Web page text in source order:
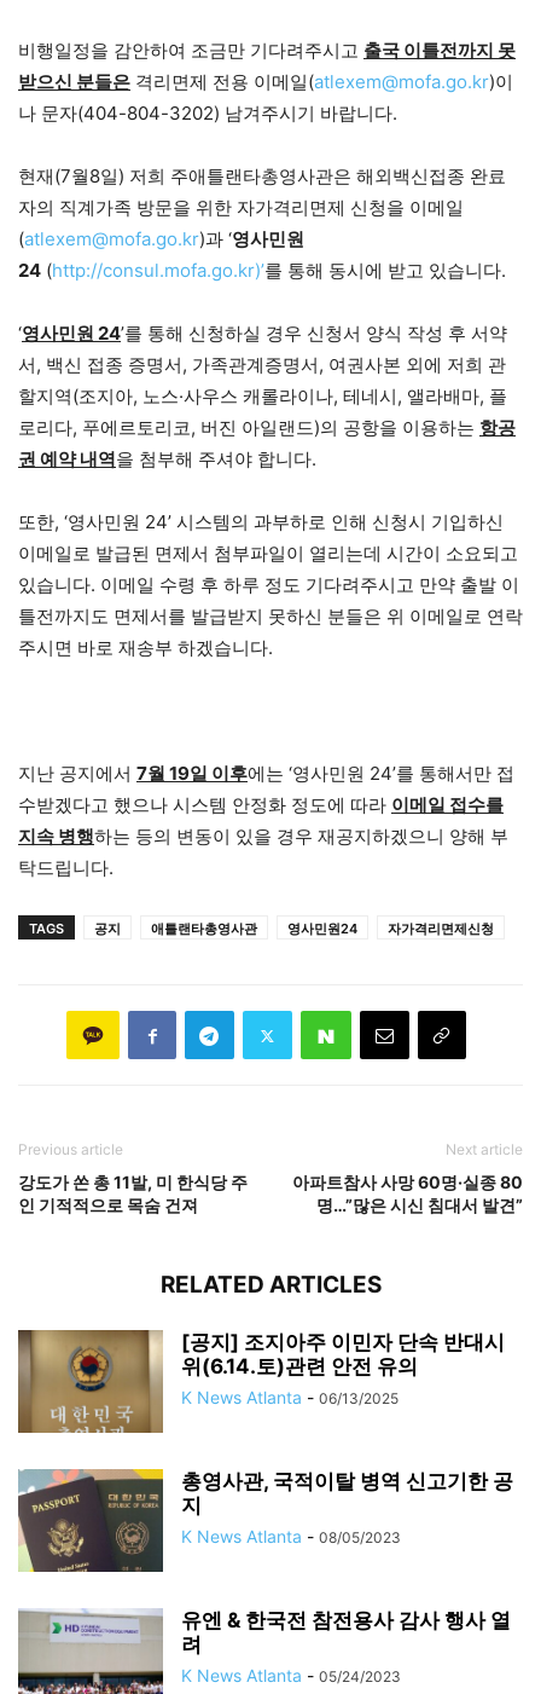
비행일정을 감안하여 조금만 기다려주시고 출국 이틀전까지 못
받으신 분들은 격리면제 전용 이메일(atlexem@mofa.go.kr)이
나 문자(404-804-3202) 남겨주시기 바랍니다.
현재(7월8일) 저희 주애틀랜타총영사관은 해외백신접종 완료
자의 직계가족 방문을 위한 자가격리면제 신청을 이메일
(atlexem@mofa.go.kr)과 ‘영사민원
24 (http://consul.mofa.go.kr)’를 통해 동시에 받고 있습니다.
‘영사민원 24’를 통해 신청하실 경우 신청서 양식 작성 후 서약
서, 백신 접종 증명서, 가족관계증명서, 여권사본 외에 저희 관
할지역(조지아, 노스·사우스 캐롤라이나, 테네시, 앨라배마, 플
로리다, 푸에르토리코, 버진 아일랜드)의 공항을 이용하는 항공
권 예약 내역을 첨부해 주셔야 합니다.
또한, ‘영사민원 24’ 시스템의 과부하로 인해 신청시 기입하신
이메일로 발급된 면제서 첨부파일이 열리는데 시간이 소요되고
있습니다. 이메일 수령 후 하루 정도 기다려주시고 만약 출발 이
틀전까지도 면제서를 발급받지 못하신 분들은 위 이메일로 연락
주시면 바로 재송부 하겠습니다.
지난 공지에서 7월 19일 이후에는 ‘영사민원 24’를 통해서만 접
수받겠다고 했으나 시스템 안정화 정도에 따라 이메일 접수를
지속 병행하는 등의 변동이 있을 경우 재공지하겠으니 양해 부
탁드립니다.
TAGS 공지 애틀랜타총영사관 영사민원24 자가격리면제신청
Previous article
강도가 쏜 총 11발, 미 한식당 주
인 기적적으로 목숨 건져
Next article
아파트참사 사망 60명·실종 80
명…”많은 시신 침대서 발견”
RELATED ARTICLES
[공지] 조지아주 이민자 단속 반대시
위(6.14.토)관련 안전 유의
K News Atlanta - 06/13/2025
총영사관, 국적이탈 병역 신고기한 공
지
K News Atlanta - 08/05/2023
유엔 & 한국전 참전용사 감사 행사 열
려
K News Atlanta - 05/24/2023